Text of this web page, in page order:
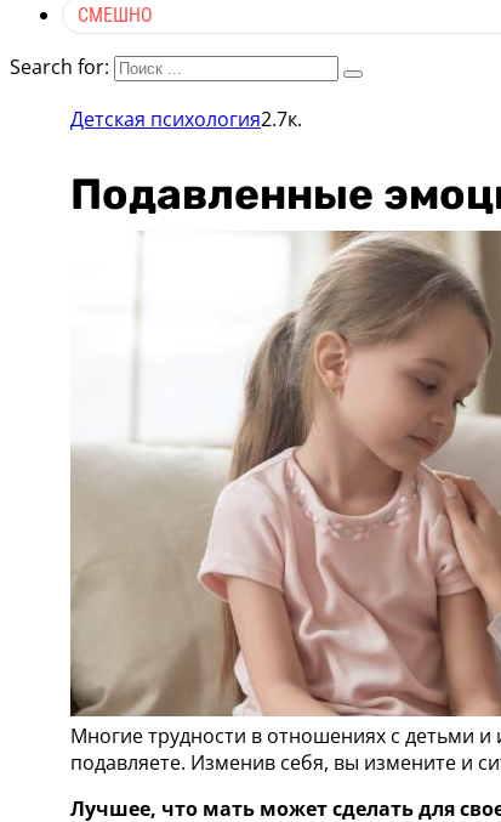
СМЕШНО
Search for:
Детская психология2.7к.
Подавленные
Многие трудности в отношениях с детьми
подавляете. Изменив себя, вы измените и
Лучшее, что мать может сделать для